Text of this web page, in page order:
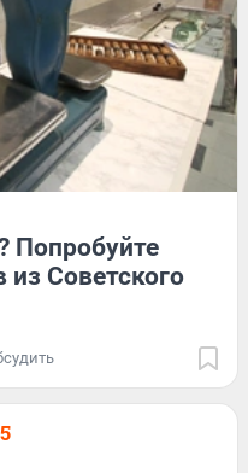
Попробуйте
из Советского